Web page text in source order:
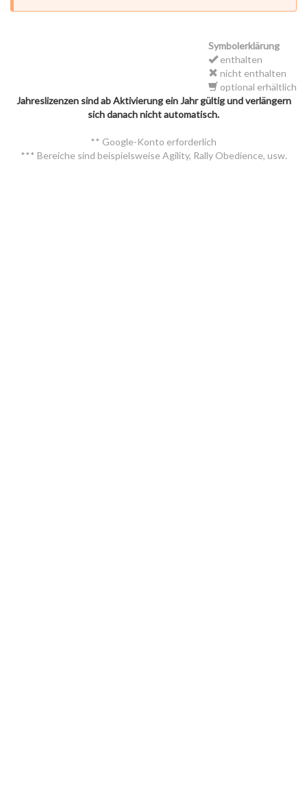
Symbolerklärung
enthalten
nicht enthalten
optional erhältlich
Jahreslizenzen sind ab Aktivierung ein Jahr gültig und verlängern
sich danach nicht automatisch.
** Google-Konto erforderlich
*** Bereiche sind beispielsweise Agility, Rally Obedience, usw.